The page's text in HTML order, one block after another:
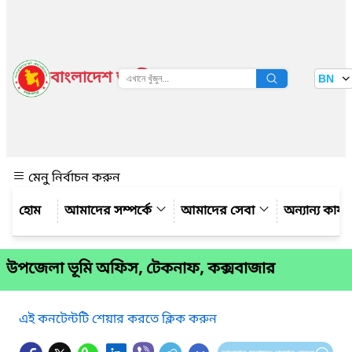
বাংলাদেশ জাতীয় তথ্য বাতায়ন BN
মেনু নির্বাচন করুন
আমাদের সম্পর্কে
আমাদের সেবা অন্যান্য
উপজেলা ভূমি অফিস, টেকনাফ, কক্সবাজার
এই কনটেন্টটি শেয়ার করতে ক্লিক করুন